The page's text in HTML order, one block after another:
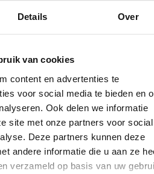
Details Over
van cookies
content en advertenties te
voor social media te bieden en
Ook delen we informatie
site met onze partners voor social
Deze partners kunnen deze
andere informatie die u aan ze
verzameld op basis van uw
meer dan alleen ponyrijden
kijkje nemen op de stal en
onze ruiterbak. Het is een
kinderen niet alleen plezier
over deze dieren.